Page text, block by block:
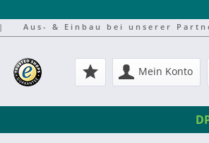
| Aus- & Einbau bei unserer
Mein Konto